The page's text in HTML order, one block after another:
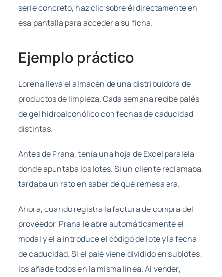
serie concreto, haz clic sobre él directamente en
esa pantalla para acceder a su ficha.
Ejemplo práctico
Lorena lleva el almacén de una distribuidora de
productos de limpieza. Cada semana recibe palés
de gel hidroalcohólico con fechas de caducidad
distintas.
Antes de Prana, tenía una hoja de Excel paralela
donde apuntaba los lotes. Si un cliente reclamaba,
tardaba un rato en saber de qué remesa era.
Ahora, cuando registra la factura de compra del
proveedor, Prana le abre automáticamente el
modal y ella introduce el código de lote y la fecha
de caducidad. Si el palé viene dividido en sublotes,
los añade todos en la misma línea. Al vender,